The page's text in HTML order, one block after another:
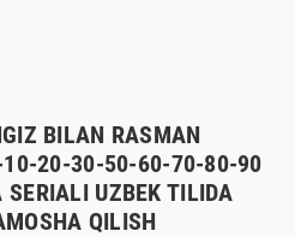
BILAN RASMAN
10-20-30-50-60-70-80-90
SERIALI UZBEK TILIDA
QILISH